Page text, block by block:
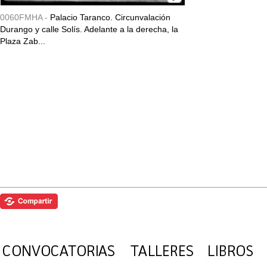
0060FMHA - Palacio Taranco. Circunvalación
Durango y calle Solís. Adelante a la derecha, la
Plaza Zab...